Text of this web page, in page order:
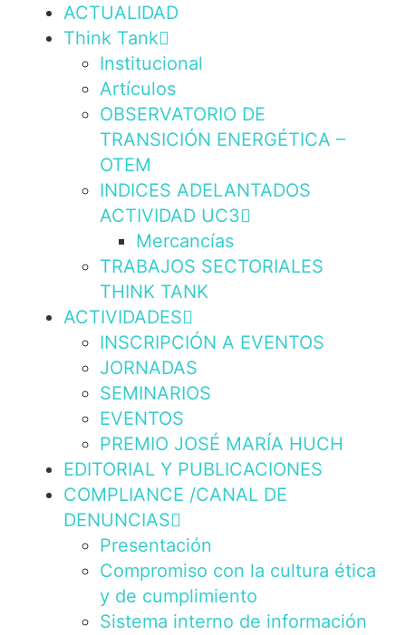
ACTUALIDAD
Think Tank
Institucional
Artículos
OBSERVATORIO DE
TRANSICIÓN ENERGÉTICA –
OTEM
INDICES ADELANTADOS
ACTIVIDAD UC3
Mercancías
TRABAJOS SECTORIALES
THINK TANK
ACTIVIDADES
INSCRIPCIÓN A EVENTOS
JORNADAS
SEMINARIOS
EVENTOS
PREMIO JOSÉ MARÍA HUCH
EDITORIAL Y PUBLICACIONES
COMPLIANCE /CANAL DE
DENUNCIAS
Presentación
Compromiso con la cultura ética
y de cumplimiento
Sistema interno de información